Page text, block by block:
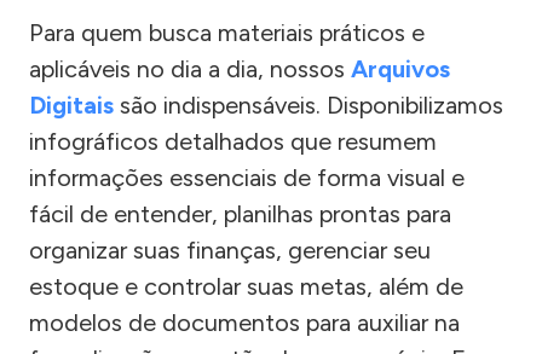
Para quem busca materiais práticos e
aplicáveis no dia a dia, nossos Arquivos
Digitais são indispensáveis. Disponibilizamos
infográficos detalhados que resumem
informações essenciais de forma visual e
fácil de entender, planilhas prontas para
organizar suas finanças, gerenciar seu
estoque e controlar suas metas, além de
modelos de documentos para auxiliar na